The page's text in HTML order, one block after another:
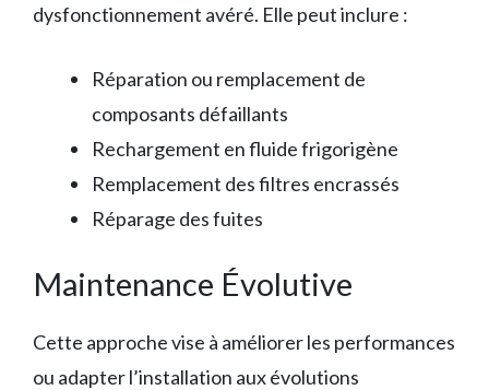
dysfonctionnement avéré. Elle peut inclure :
Réparation ou remplacement de
composants défaillants
Rechargement en fluide frigorigène
Remplacement des filtres encrassés
Réparage des fuites
Maintenance Évolutive
Cette approche vise à améliorer les performances
ou adapter l’installation aux évolutions